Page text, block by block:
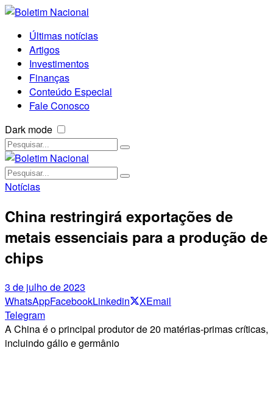
Últimas notícias
Artigos
Investimentos
Finanças
Conteúdo Especial
Fale Conosco
Dark mode
Notícias
China restringirá exportações de
metais essenciais para a produção de
chips
3 de julho de 2023
WhatsAppFacebookLinkedin XEmail
Telegram
A China é o principal produtor de 20 matérias-primas críticas,
incluindo gálio e germânio